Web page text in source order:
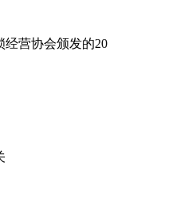
经营协会颁发的20